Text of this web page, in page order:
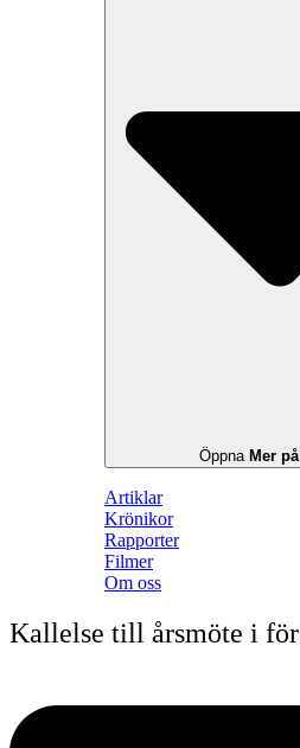
Öppna Mer
Artiklar
Krönikor
Rapporter
Filmer
Om oss
Kallelse till årsmöte i